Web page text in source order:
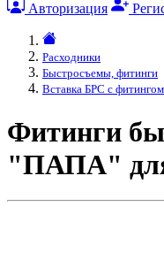
Авторизация
Расходники
Быстросъемы, фитинги
Вставка БРС с
Фитинги
"ПАПА"